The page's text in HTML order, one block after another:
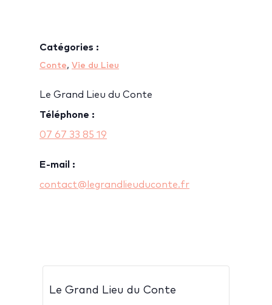
Catégories :
Conte, Vie du Lieu
Le Grand Lieu du Conte
Téléphone :
07 67 33 85 19
E-mail :
contact@legrandlieuduconte.fr
Le Grand Lieu du Conte